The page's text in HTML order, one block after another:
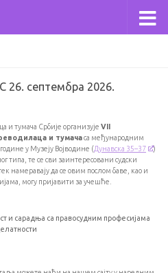
26. септембра 2026.
и тумача Србије организује VII
и тумачаса међународним
у Музеју Војводине (Дунавска 35–37
)
типа, те се сви заинтересовани судски
намеравају да се овим послом баве, као и
могу пријавити за учешће.
и сарадња са правосудним професијама